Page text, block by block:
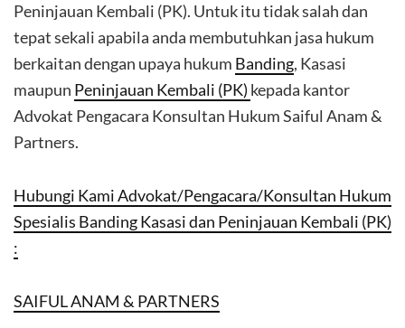
Peninjauan Kembali (PK). Untuk itu tidak salah dan
tepat sekali apabila anda membutuhkan jasa hukum
berkaitan dengan upaya hukum Banding, Kasasi
maupun Peninjauan Kembali (PK) kepada kantor
Advokat Pengacara Konsultan Hukum Saiful Anam &
Partners.
Hubungi Kami Advokat/Pengacara/Konsultan Hukum
Spesialis Banding Kasasi dan Peninjauan Kembali (PK)
:
SAIFUL ANAM & PARTNERS